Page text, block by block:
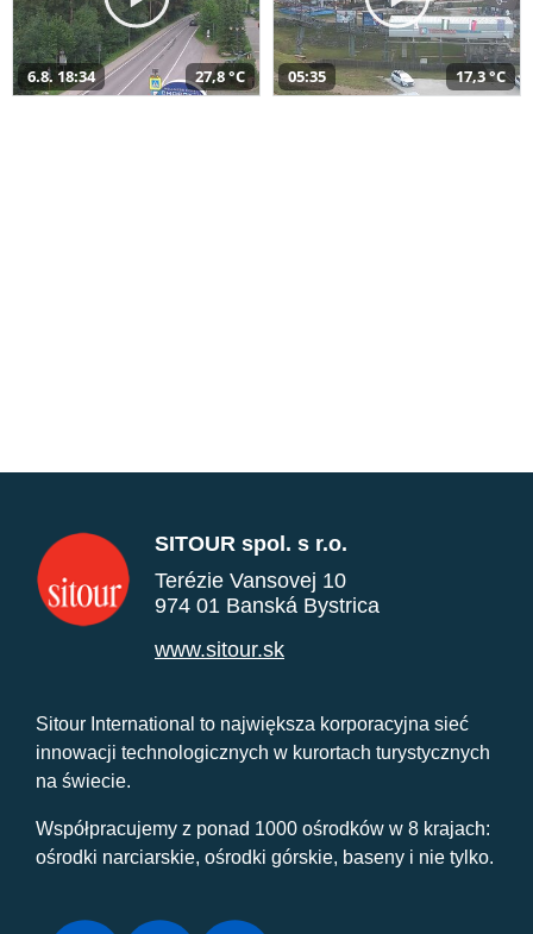
6.8. 18:34 27,8 °C 05:35 17,3 °C
SITOUR spol. s r.o.
Terézie Vansovej 10
974 01 Banská Bystrica
www.sitour.sk
Sitour International to największa korporacyjna sieć
innowacji technologicznych w kurortach turystycznych
na świecie.
Współpracujemy z ponad 1000 ośrodków w 8 krajach:
ośrodki narciarskie, ośrodki górskie, baseny i nie tylko.